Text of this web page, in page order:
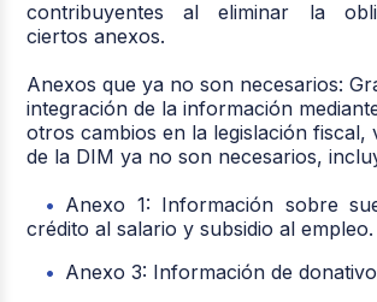
contribuyentes al eliminar la
ciertos anexos.
Anexos que ya no son necesarios:
integración de la información
otros cambios en la legislación fiscal,
de la DIM ya no son necesarios,
Anexo 1: Información sobre
crédito al salario y subsidio al empleo.
Anexo 3: Información de